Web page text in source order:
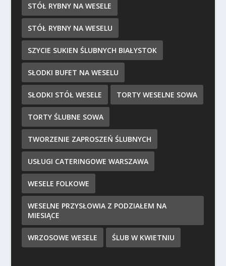
STÓŁ RYBNY NA WESELE
STÓŁ RYBNY NA WESELU
SZYCIE SUKIEN ŚLUBNYCH BIAŁYSTOK
SŁODKI BUFET NA WESELU
SŁODKI STÓŁ WESELE TORTY WESELNE SOWA
TORTY ŚLUBNE SOWA
TWORZENIE ZAPROSZEŃ ŚLUBNYCH
USŁUGI CATERINGOWE WARSZAWA
WESELE FOLKOWE
WESELNE PRZYSŁOWIA Z PODZIAŁEM NA
MIESIĄCE
WRZOSOWE WESELE ŚLUB W KWIETNIU